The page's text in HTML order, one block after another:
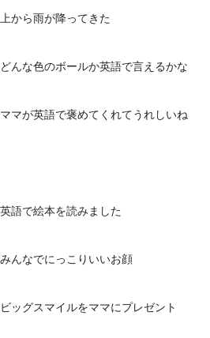
上から雨が降ってきた
どんな色のボールか英語で言えるかな
ママが英語で褒めてくれてうれしいね
英語で絵本を読みました
みんなでにっこりいいお顔
ビッグスマイルをママにプレゼント